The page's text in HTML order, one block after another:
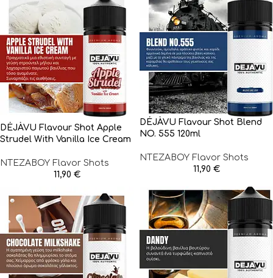
DÉJÀVU Flavour Shot Apple
Strudel With Vanilla Ice Cream
NTEZABOY Flavor Shots
11,90 €
DÉJÀVU Flavour Shot Blend
NO. 555 120ml
NTEZABOY Flavor Shots
11,90 €